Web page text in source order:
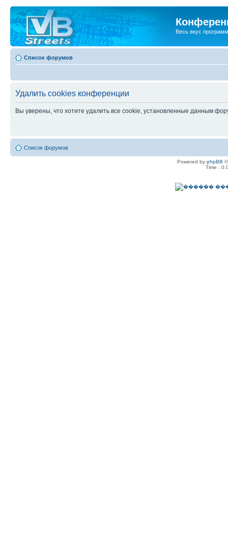
Весь вкус
Список форумов
Удалить cookies конференции
Вы уверены, что хотите удалить все cookie, установленные данным
Список форумов
Powered by phpBB
Time :